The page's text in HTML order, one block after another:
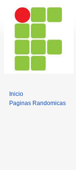
Inicio
Paginas Randomicas